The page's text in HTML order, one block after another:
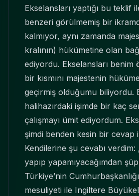
Ekselansları yaptığı bu teklif
benzeri görülmemiş bir
kalmıyor, aynı zamanda
kralının) hükümetine olan
ediyordu. Ekselansları
bir kısmını majestenin
geçirmiş olduğumu biliyordu.
halihazırdaki işimde bir kaç
çalışmayı ümit ediyordum.
şimdi benden kesin bir cevap
Kendilerine şu cevabı verdim:
yapıp yapamıyacağımdan
Türkiye’nin
mesuliyeti ile Ingiltere